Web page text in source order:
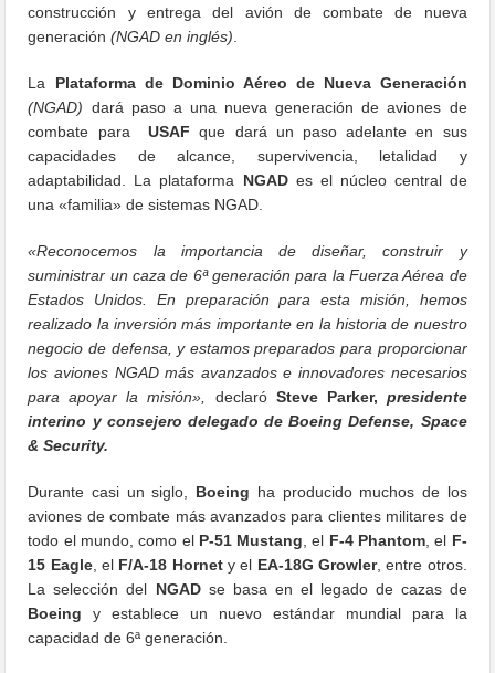
construcción y entrega del avión de combate de nueva
generación(NGAD en inglés)
La Plataforma de Dominio Aéreo de Nueva Generación
(NGAD) dará paso a una nueva generación de aviones de
combate paraUSAF que dará un paso adelante en sus
capacidades de alcance, supervivencia, letalidad y
adaptabilidad. La plataforma NGADes el núcleo central de
una «familia» de sistemas NGAD.
«Reconocemos la importancia de diseñar, construir y
suministrar un caza de 6ª generación para la Fuerza Aérea de
Estados Unidos. En preparación para esta misión, hemos
realizado la inversión más importante en la historia de nuestro
negocio de defensa, y estamos preparados para proporcionar
los aviones NGAD más avanzados e innovadores necesarios
para apoyar la misión»,
declaróSteve Parker, presidente
interino y consejero delegado de Boeing Defense, Space
& Security.
Durante casi un siglo, Boeing ha producido muchos de los
aviones de combate más avanzados para clientes militares de
todo el mundo, como el P-51 Mustang , el F-4 Phantom , el F-
15 Eagle, el F/A-18 Hornety el EA-18G Growler, entre otros.
La selección del NGADse basa en el legado de cazas de
Boeing y establece un nuevo estándar mundial para la
capacidad de 6ª generación.